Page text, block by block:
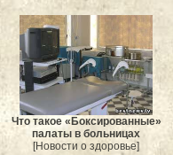
Что такое «Боксированные»
палаты в больницах
[Новости о здоровье]